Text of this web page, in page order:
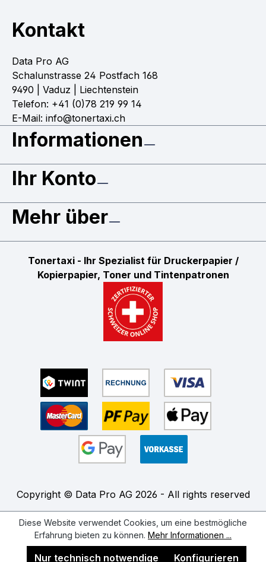
Kontakt
Data Pro AG
Schalunstrasse 24 Postfach 168
9490 | Vaduz | Liechtenstein
Telefon: +41 (0)78 219 99 14
E-Mail: info@tonertaxi.ch
Informationen
Ihr Konto
Mehr über
Tonertaxi - Ihr Spezialist für Druckerpapier /
Kopierpapier, Toner und Tintenpatronen
Copyright © Data Pro AG 2026 - All rights reserved
Diese Website verwendet Cookies, um eine bestmögliche
Erfahrung bieten zu können. Mehr Informationen ...
Nur technisch notwendige Konfigurieren